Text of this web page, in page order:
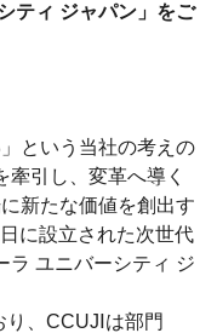
ティ ジャパン」をご
という当社の考えの
牽引し、変革へ導く
新たな価値を創出す
に設立された次世代
ラ ユニバーシティ ジ
、CCUJⅠは部門